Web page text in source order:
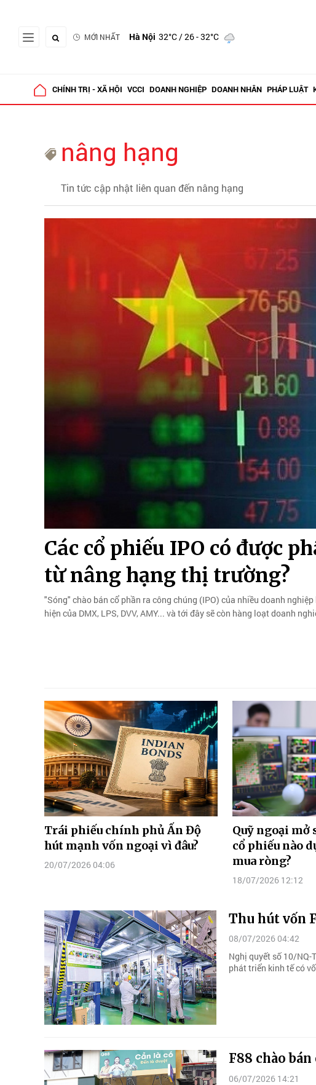
MỚI NHẤT Hà Nội 32°C/ 26 - 32°C
CHÍNH TRỊ - XÃ HỘI VCCI DOANH NGHIỆP DOANH NHÂN PHÁP LUẬT
nâng hạng
Tin tức cập nhật liên quan đến nâng hạng
Các cổ phiếu IPO có được
từ nâng hạng thị trường?
"Sóng" chào bán cổ phần ra công chúng (IPO) của nhiều doanh
hiện của DMX, LPS, DVV, AMY... và tới đây sẽ còn hàng loạt doanh
Trái phiếu chính phủ Ấn Độ
hút mạnh vốn ngoại vì đâu?
20/07/2026 04:06
Quỹ ngoại mở
cổ phiếu nào
mua ròng?
18/07/2026 12:12
Thu hút vốn
08/07/2026 04:42
Nghị quyết số 10/NQ-
phát triển kinh tế có
F88 chào
06/07/2026 14:21